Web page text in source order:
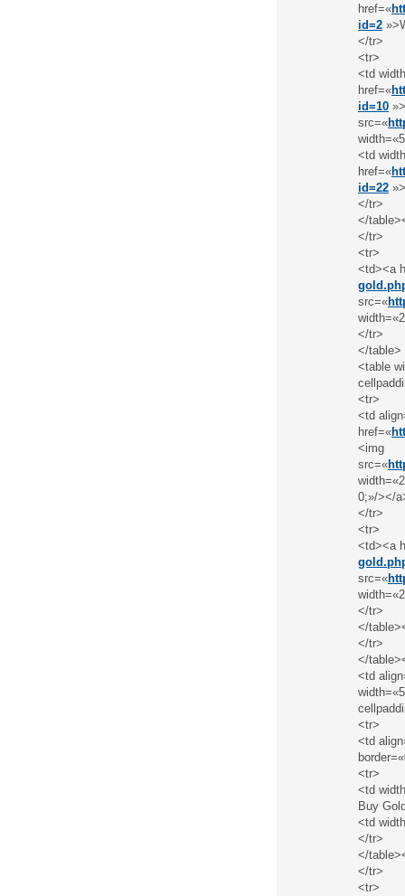
href=«
id=2
</tr>
<tr>
<td
href=«
id=10
src=«
<td
href=«
id=22
</tr>
</
</tr>
<tr>
<td><a
src=«
</tr>
</table>
<table
<tr>
<td
href=«
<img
src=«
0;»/></
</tr>
<tr>
<td><a
src=«
</tr>
</
</tr>
</
<td
<tr>
<td
<tr>
<td
Buy
<td
</tr>
</
</tr>
<tr>